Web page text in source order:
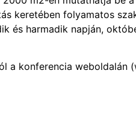
keretében folyamatos
és harmadik napján,
a konferencia weboldalán